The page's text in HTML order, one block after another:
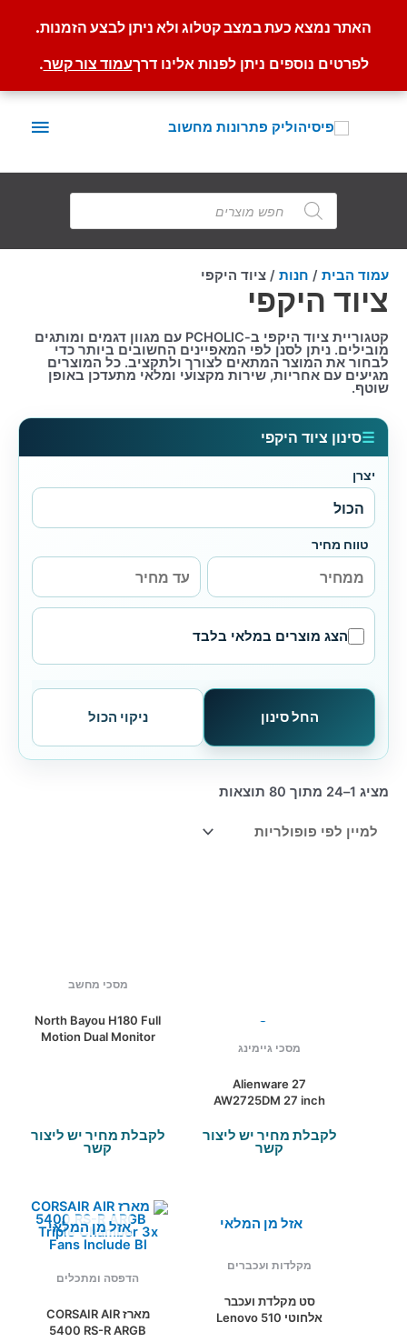
האתר נמצא כעת במצב קטלוג ולא ניתן לבצע הזמנות.
לפרטים נוספים ניתן לפנות אלינו דרךעמוד צור קשר.
דילוג
ראשי
Products
search
עמוד הבית / חנות / ציוד היקפי
ציוד היקפי
קטגוריית ציוד היקפי ב-PCHOLIC עם מגוון דגמים ומותגים
מובילים. ניתן לסנן לפי המאפיינים החשובים ביותר כדי
לבחור את המוצר המתאים לצורך ולתקציב. כל המוצרים
מגיעים עם אחריות, שירות מקצועי ומלאי מתעדכן באופן
שוטף.
☰סינון ציוד היקפי
יצרן
טווח מחיר
הצג מוצרים במלאי בלבד
החל סינון ניקוי הכול
מציג 1–24 מתוך 80 תוצאות ממוין
מסכי גיימינג
Alienware 27
AW2725DM 27 inch
1ms Display, IPS,
NVIDIA G-SYNC
Monitor
לקבלת מחיר יש ליצור
קשר
מסכי מחשב
North Bayou H180 Full
Motion Dual Monitor
לקבלת מחיר יש ליצור
קשר
אזל מן המלאי
מקלדות ועכברים
סט מקלדת ועכבר
אלחוטי Lenovo 510
אזל מן המלאי
הדפסה ומתכלים
מארז CORSAIR AIR
5400 RS-R ARGB